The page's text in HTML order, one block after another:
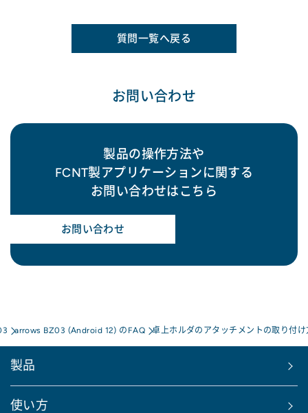
質問一覧へ戻る
お問い合わせ
製品の操作方法や
FCNT製アプリケーションに関する
お問い合わせはこちら
お問い合わせ
arrows BZ03 (Android 12) のFAQ 卓上ホルダのアタッチメントの取り付
製品
使い方